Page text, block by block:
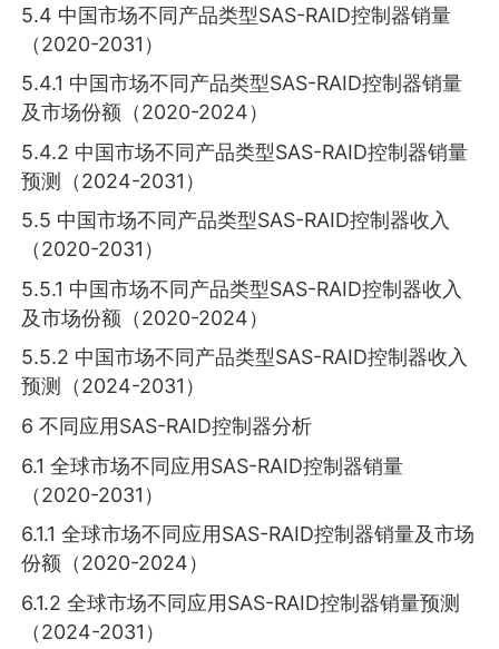
5.4 中国市场不同产品类型SAS-RAID控制器销量
（2020-2031）
5.4.1 中国市场不同产品类型SAS-RAID控制器销量
及市场份额（2020-2024）
5.4.2 中国市场不同产品类型SAS-RAID控制器销量
预测（2024-2031）
5.5 中国市场不同产品类型SAS-RAID控制器收入
（2020-2031）
5.5.1 中国市场不同产品类型SAS-RAID控制器收入
及市场份额（2020-2024）
5.5.2 中国市场不同产品类型SAS-RAID控制器收入
预测（2024-2031）
6 不同应用SAS-RAID控制器分析
6.1 全球市场不同应用SAS-RAID控制器销量
（2020-2031）
6.1.1 全球市场不同应用SAS-RAID控制器销量及市场
份额（2020-2024）
6.1.2 全球市场不同应用SAS-RAID控制器销量预测
（2024-2031）